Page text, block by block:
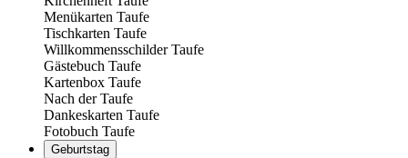
Menükarten Taufe
Tischkarten Taufe
Willkommensschilder Taufe
Gästebuch Taufe
Kartenbox Taufe
Nach der Taufe
Dankeskarten Taufe
Fotobuch Taufe
Geburtstag